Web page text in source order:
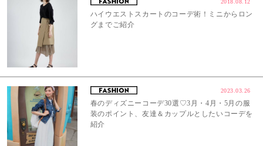
2018.08.12
ハイウエストスカートのコーデ術！ミニからロン
グまでご紹介
2023.03.26
春のディズニーコーデ30選♡3月・4月・5月の服
装のポイント、友達＆カップルとしたいコーデを
紹介